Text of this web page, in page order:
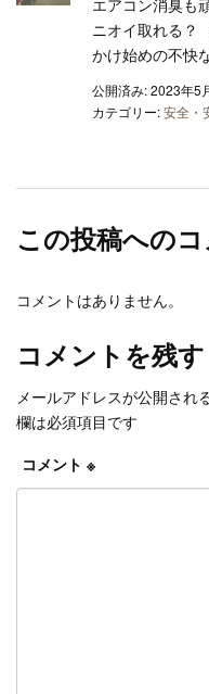
ニオイ取れる？
かけ始めの不快
公開済み: 2023年5
カテゴリー:安全・
この投稿への
コメントはありません。
コメントを残す
メールアドレスが公開され
欄は必須項目です
コメント ※